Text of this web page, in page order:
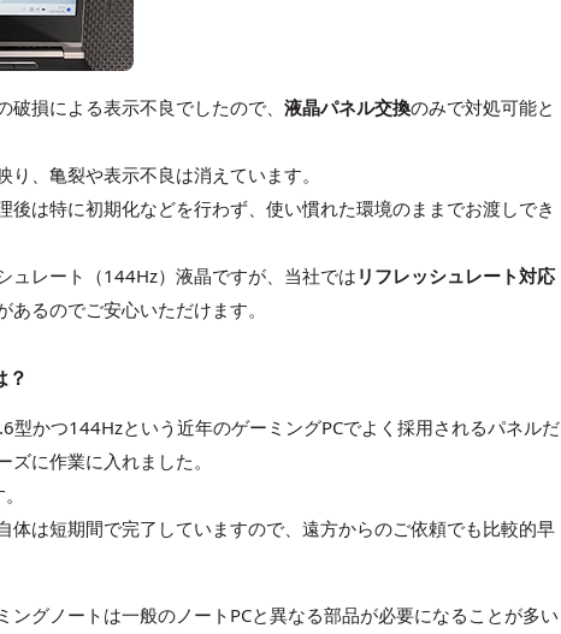
損による表示不良でしたので、 液晶パネル交換のみで対処可能と
、亀裂や表示不良は消えています。
は特に初期化などを行わず、使い慣れた環境のままでお渡しでき
ュレート（144Hz）液晶ですが、当社では リフレッシュレート対応
るのでご安心いただけます。
？
かつ144Hzという近年のゲーミングPCでよく採用されるパネルだ
に作業に入れました。
体は短期間で完了していますので、遠方からのご依頼でも比較的早
ングノートは一般のノートPCと異なる部品が必要になることが多い